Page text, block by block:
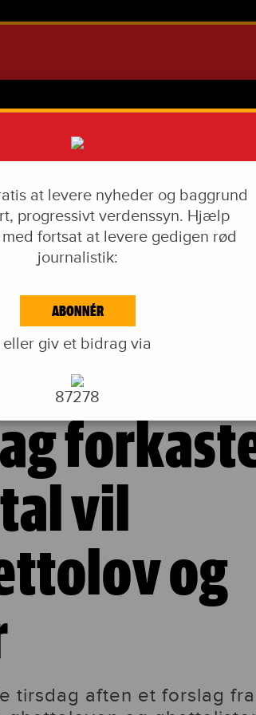
LIVSSTIL
IDÉKAMP KULTUR BLOGS
vil
og
tirsdag aften et forslag fra
at levere nyheder og baggrund
progressivt verdenssyn. Hjælp
fortsat at levere gedigen rød
journalistik:
ABONNÉR
eller giv et bidrag via
87278